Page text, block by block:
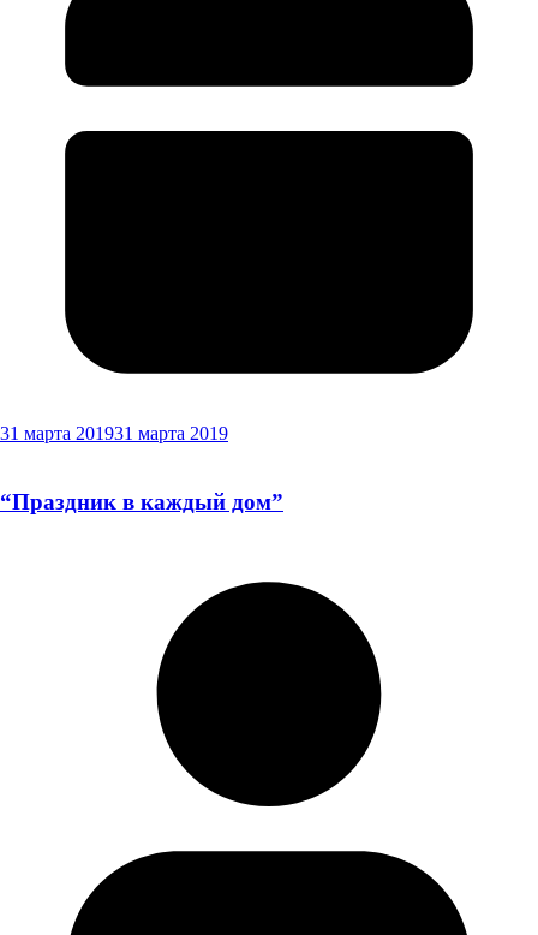
31 марта 201931 марта 2019
“Праздник в каждый дом”